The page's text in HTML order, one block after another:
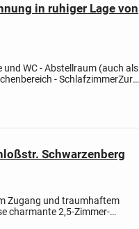
in ruhiger Lage von
und WC - Abstellraum (auch als
- SchlafzimmerZur
(in...
Schwarzenberg
Zugang und traumhaftem
charmante 2,5-Zimmer-
zentraler Lage der...